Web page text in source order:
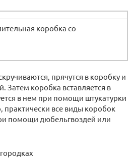
коробка со
прячутся в коробку и
Затем коробка вставляется в
в нем при помощи штукатурки
практически все виды коробок
помощи дюбельгвоздей или